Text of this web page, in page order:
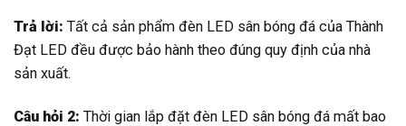
Trả lời: Tất cả sản phẩm đèn LED sân bóng đá của Thành
Đạt LED đều được bảo hành theo đúng quy định của nhà
sản xuất.
Câu hỏi 2: Thời gian lắp đặt đèn LED sân bóng đá mất bao